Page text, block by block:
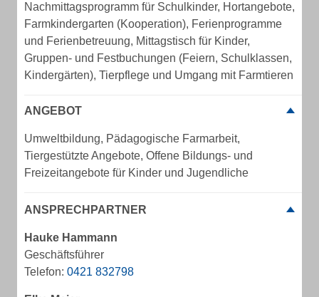
Nachmittagsprogramm für Schulkinder, Hortangebote,
Farmkindergarten (Kooperation), Ferienprogramme
und Ferienbetreuung, Mittagstisch für Kinder,
Gruppen- und Festbuchungen (Feiern, Schulklassen,
Kindergärten), Tierpflege und Umgang mit Farmtieren
ANGEBOT
Umweltbildung, Pädagogische Farmarbeit,
Tiergestützte Angebote, Offene Bildungs- und
Freizeitangebote für Kinder und Jugendliche
ANSPRECHPARTNER
Hauke Hammann
Geschäftsführer
Telefon: 0​4​2​1​ ​8​3​2​7​9​8​